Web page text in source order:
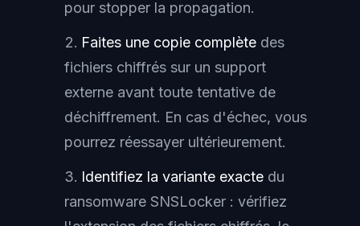
pour stopper la propagation.
Faites une copie complète des
fichiers chiffrés sur un support
externe avant toute tentative de
déchiffrement. En cas d'échec, vous
pourrez réessayer ultérieurement.
Identifiez la variante exacte du
ransomware SNSLocker : vérifiez